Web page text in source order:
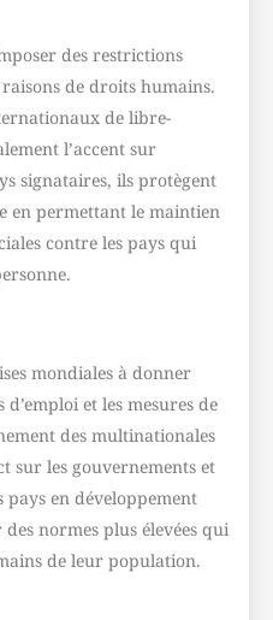
des restrictions
de droits humains.
de libre-
l’accent sur
signataires, ils protègent
en permettant le maintien
contre les pays qui
mondiales à donner
et les mesures de
des multinationales
sur les gouvernements et
pays en développement
normes plus élevées qui
de leur population.